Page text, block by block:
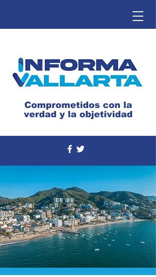
Comprometidos con la
verdad y la objetividad